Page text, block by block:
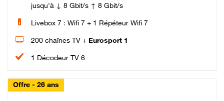
jusqu'à ↓ 8 Gbit/s ↑ 8 Gbit/s
Livebox 7 : Wifi 7 + 1 Répéteur Wifi 7
200 chaînes TV + Eurosport 1
1 Décodeur TV 6
Offre - 26 ans